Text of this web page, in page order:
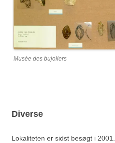
Musée des bujoliers
Diverse
Lokaliteten er sidst besøgt i 2001.